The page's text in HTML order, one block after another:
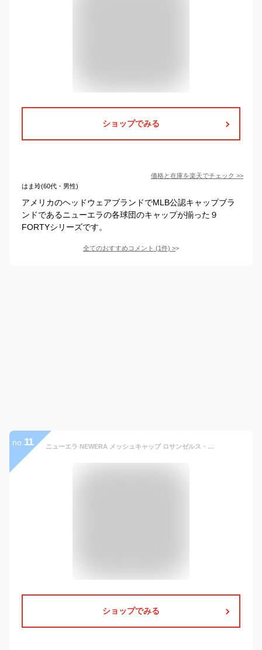
ショップでみる
価格と在庫を楽天でチェック >>
はま玲(60代・男性)
アメリカのヘッドウェアブランドでMLB公認キャップブラ
ンドであるニューエラの各球団のキャップが揃った９
FORTYシリーズです。
全てのおすすめコメント (1件) >
no. 11 ニューエラ NEWERA メッシュキャップ ロサンゼルス・ドジャース L.A LA 大谷翔平 スナップバック 帽子 9forty MLB メジャーリーグ NEW ERA メンズ プレゼント ギフト 彼氏 男性 誕生日 記念日 父の日 ラッピング無料 国内正規品 インポート ブランド 海外ブランド 12746913
ショップでみる